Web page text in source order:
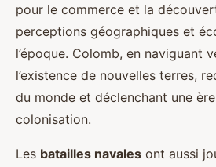
pour le commerce et la
perceptions géographiques et
l’époque. Colomb, en naviguant
l’existence de nouvelles terres,
du monde et déclenchant une
colonisation.
Les batailles navales ont aussi